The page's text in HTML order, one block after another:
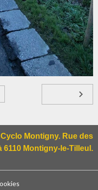
Montigny. Rue des
6110 Montigny-le-Tilleul.